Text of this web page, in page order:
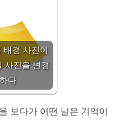
배경 사진이
사진을 변경
하다
보다가 어떤 날은 기억이